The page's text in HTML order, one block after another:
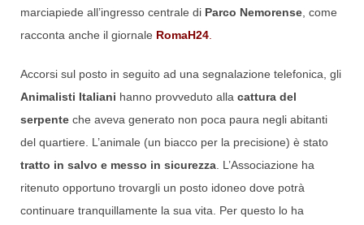
marciapiede all’ingresso centrale di Parco Nemorense , come
racconta anche il giornale RomaH24
Accorsi sul posto in seguito ad una segnalazione telefonica, gli
Animalisti Italiani hanno provveduto alla cattura del
serpente che aveva generato non poca paura negli abitanti
del quartiere. L’animale (un biacco per la precisione) è stato
tratto in salvo e messo in sicurezza . L’Associazione ha
ritenuto opportuno trovargli un posto idoneo dove potrà
continuare tranquillamente la sua vita. Per questo lo ha